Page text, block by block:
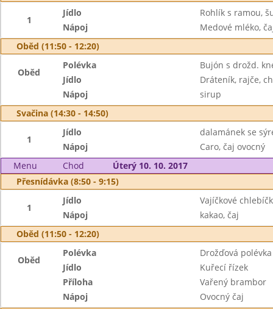
1
Jídlo
Rohlík s ramou,
Nápoj
Medové mléko,
Oběd (11:50 - 12:20)
Oběd
Polévka
Bujón s drožd.
Jídlo
Dráteník, rajče,
Nápoj
sirup
Svačina (14:30 - 14:50)
1
Jídlo
dalamánek se
Nápoj
Caro, čaj ovocný
Menu
Chod
Úterý 10. 10. 2017
Přesnídávka (8:50 - 9:15)
1
Jídlo
Vajíčkové
Nápoj
kakao, čaj
Oběd (11:50 - 12:20)
Oběd
Polévka
Drožďová
Jídlo
Kuřecí řízek
Příloha
Vařený brambor
Nápoj
Ovocný čaj